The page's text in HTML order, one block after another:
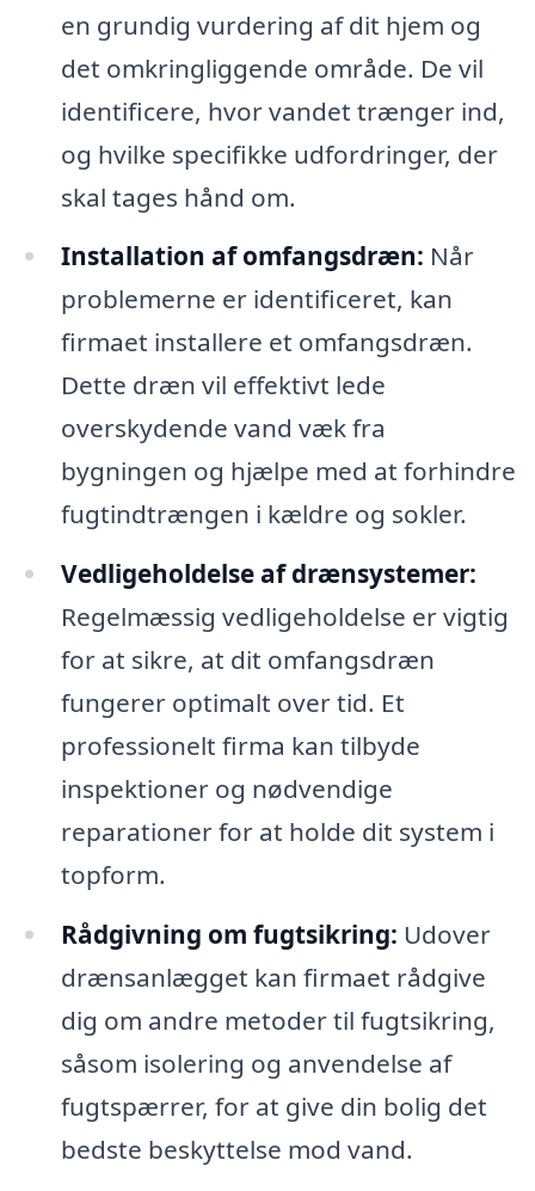
en grundig vurdering af dit hjem og
det omkringliggende område. De vil
identificere, hvor vandet trænger ind,
og hvilke specifikke udfordringer, der
skal tages hånd om.
Installation af omfangsdræn: Når
problemerne er identificeret, kan
firmaet installere et omfangsdræn.
Dette dræn vil effektivt lede
overskydende vand væk fra
bygningen og hjælpe med at forhindre
fugtindtrængen i kældre og sokler.
Vedligeholdelse af drænsystemer:
Regelmæssig vedligeholdelse er vigtig
for at sikre, at dit omfangsdræn
fungerer optimalt over tid. Et
professionelt firma kan tilbyde
inspektioner og nødvendige
reparationer for at holde dit system i
topform.
Rådgivning om fugtsikring: Udover
drænsanlægget kan firmaet rådgive
dig om andre metoder til fugtsikring,
såsom isolering og anvendelse af
fugtspærrer, for at give din bolig det
bedste beskyttelse mod vand.